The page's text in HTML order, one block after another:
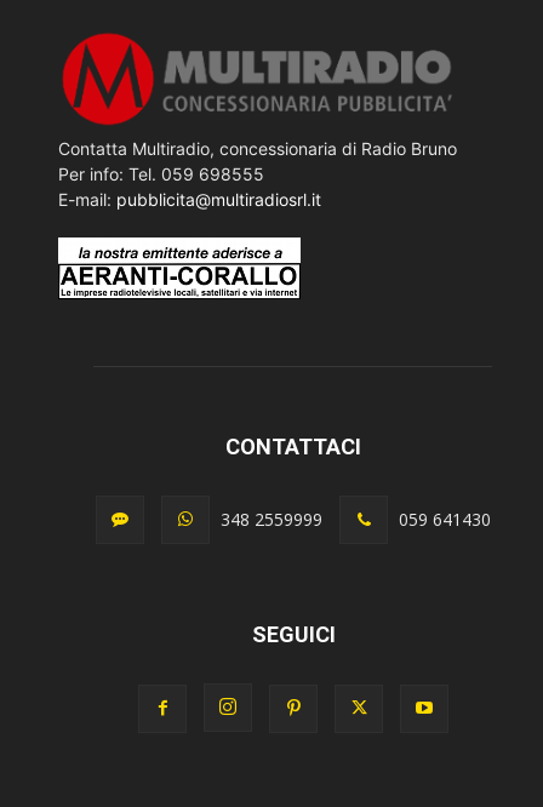
Contatta Multiradio, concessionaria di Radio Bruno
Per info: Tel. 059 698555
E-mail: pubblicita@multiradiosrl.it
CONTATTACI
348 2559999 059 641430
SEGUICI